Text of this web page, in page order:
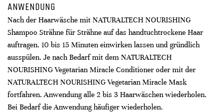
ANWENDUNG
Nach der Haarwäsche mit NATURALTECH NOURISHING
Shampoo Strähne für Strähne auf das handtuchtrockene Haar
auftragen. 10 bis 15 Minuten einwirken lassen und gründlich
ausspülen. Je nach Bedarf mit dem NATURALTECH
NOURISHING Vegetarian Miracle Conditioner oder mit der
NATURALTECH NOURISHING Vegetarian Miracle Mask
fortfahren. Anwendung alle 2 bis 3 Haarwäschen wiederholen.
Bei Bedarf die Anwendung häufiger wiederholen.